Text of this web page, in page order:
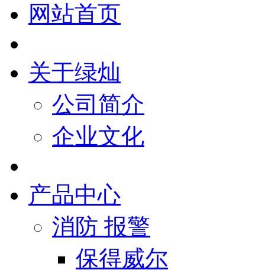
网站首页
关于绿灿
公司简介
企业文化
产品中心
消防 报警
保得威尔